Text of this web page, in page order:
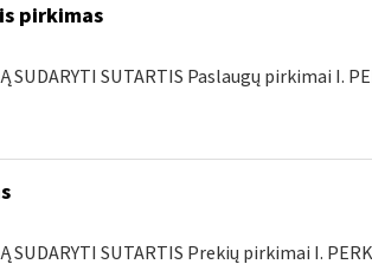
pirkimas
SUDARYTI SUTARTIS Paslaugų pirkimai I.
SUDARYTI SUTARTIS Prekių pirkimai I.